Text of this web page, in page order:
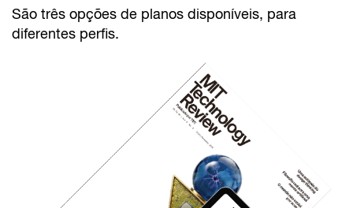
São três opções de planos disponíveis, para
diferentes perfis.